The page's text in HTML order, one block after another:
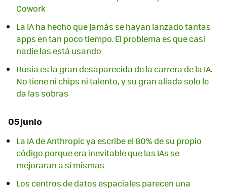
Cowork
La IA ha hecho que jamás se hayan lanzado tantas
apps en tan poco tiempo. El problema es que casi
nadie las está usando
Rusia es la gran desaparecida de la carrera de la IA.
No tiene ni chips ni talento, y su gran aliada solo le
da las sobras
05 junio
La IA de Anthropic ya escribe el 80% de su propio
código porque era inevitable que las IAs se
mejoraran a sí mismas
Los centros de datos espaciales parecen una